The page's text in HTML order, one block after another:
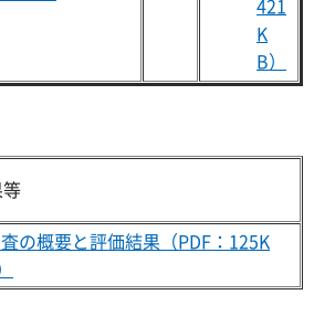
421
K
B）
の概要と評価結果（PDF：125K